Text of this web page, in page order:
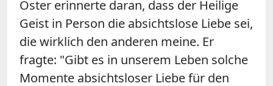
Oster erinnerte daran, dass der Heilige
Geist in Person die absichtslose Liebe sei,
die wirklich den anderen meine. Er
fragte: "Gibt es in unserem Leben solche
Momente absichtsloser Liebe für den